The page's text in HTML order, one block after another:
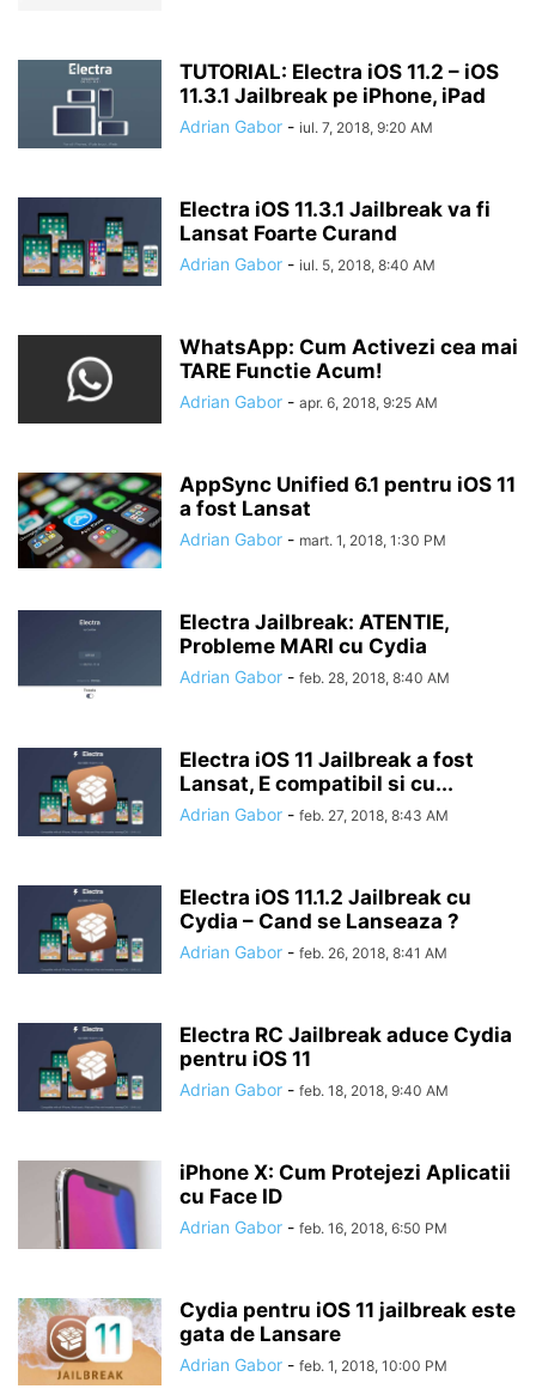
TUTORIAL: Electra iOS 11.2 – iOS
11.3.1 Jailbreak pe iPhone, iPad
Adrian Gabor - iul. 7, 2018, 9:20 AM
Electra iOS 11.3.1 Jailbreak va fi
Lansat Foarte Curand
Adrian Gabor - iul. 5, 2018, 8:40 AM
WhatsApp: Cum Activezi cea mai
TARE Functie Acum!
Adrian Gabor - apr. 6, 2018, 9:25 AM
AppSync Unified 6.1 pentru iOS 11
a fost Lansat
Adrian Gabor - mart. 1, 2018, 1:30 PM
Electra Jailbreak: ATENTIE,
Probleme MARI cu Cydia
Adrian Gabor - feb. 28, 2018, 8:40 AM
Electra iOS 11 Jailbreak a fost
Lansat, E compatibil si cu...
Adrian Gabor - feb. 27, 2018, 8:43 AM
Electra iOS 11.1.2 Jailbreak cu
Cydia – Cand se Lanseaza ?
Adrian Gabor - feb. 26, 2018, 8:41 AM
Electra RC Jailbreak aduce Cydia
pentru iOS 11
Adrian Gabor - feb. 18, 2018, 9:40 AM
iPhone X: Cum Protejezi Aplicatii
cu Face ID
Adrian Gabor - feb. 16, 2018, 6:50 PM
Cydia pentru iOS 11 jailbreak este
gata de Lansare
Adrian Gabor - feb. 1, 2018, 10:00 PM